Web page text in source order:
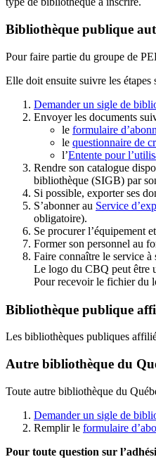
Bibliothèque publique
Pour faire partie du groupe de
Elle doit ensuite suivre les étapes
Demander un sigle de
Envoyer les documents
le formulaire
le questionnaire de
l’Entente pour
Rendre son catalogue
bibliothèque (SIGB) par
Si possible, exporter ses
S’abonner au Service
obligatoire).
Se procurer l’équipement
Former son personnel au
Faire connaître le service
Le logo du CBQ peut être
Pour recevoir le fichier du
Bibliothèque publique
Les bibliothèques publiques
Autre bibliothèque du
Toute autre bibliothèque du
Demander un sigle de
Remplir le formulaire
Pour toute question sur